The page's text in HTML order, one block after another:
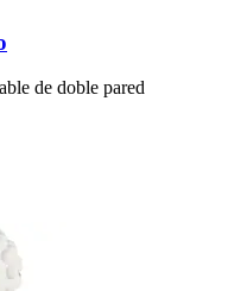
de doble pared